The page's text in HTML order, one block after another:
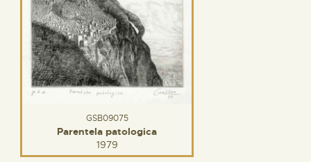
GSB09075
Parentela patologica
1979